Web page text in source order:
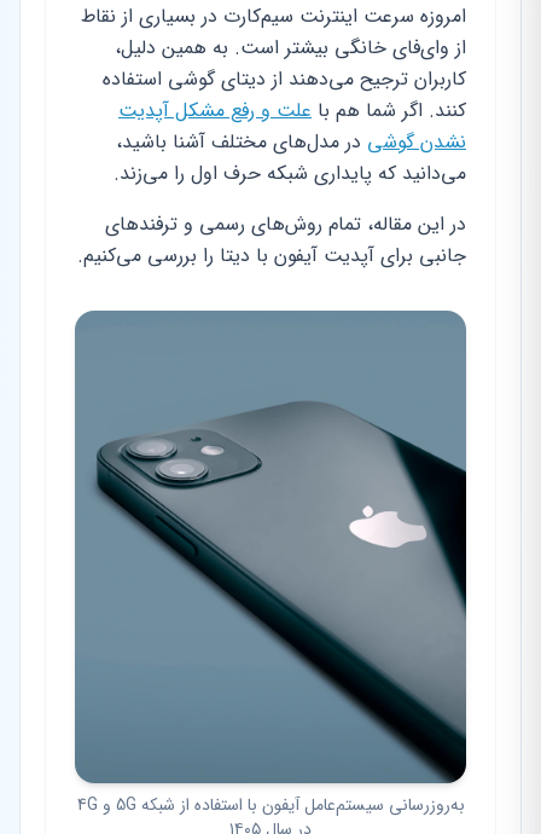
امروزه سرعت اینترنت سیم‌کارت در بسیاری از نقاط
از وای‌فای خانگی بیشتر است. به همین دلیل،
کاربران ترجیح می‌دهند از دیتای گوشی استفاده
کنند. اگر شما هم با علت و رفع مشکل آپدیت
نشدن گوشی در مدل‌های مختلف آشنا باشید،
می‌دانید که پایداری شبکه حرف اول را می‌زند.
در این مقاله، تمام روش‌های رسمی و ترفندهای
جانبی برای آپدیت آیفون با دیتا را بررسی می‌کنیم.
به‌روزرسانی سیستم‌عامل آیفون با استفاده از شبکه 5G و 4G